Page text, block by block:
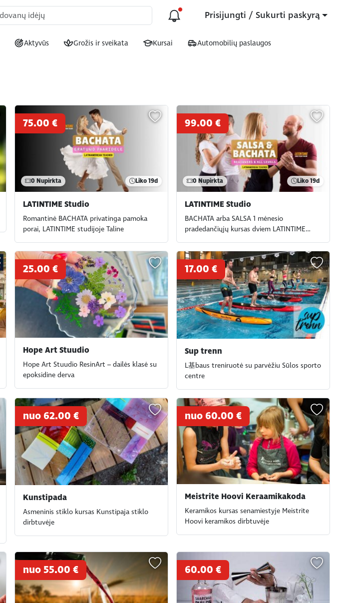
Prisijungti / Sukurti paskyrą
Aktyvūs Grožis ir sveikata Kursai Automobilių paslaugos
75.00 €
0Nupirkta Liko19d
LATINTIME Studio
Romantinė BACHATA privatinga pamoka
porai, LATINTIME studijoje Taline
99.00 €
0Nupirkta Liko19d
LATINTIME Studio
BACHATA arba SALSA 1 mėnesio
pradedančiųjų kursas dviem LATINTIME
25.00 €
Hope Art Stuudio
Hope Art Stuudio ResinArt – dailės klasė su
epoksidine derva
17.00 €
Sup trenn
L基baus treniruotė su parvėžiu Sūlos sporto
centre
nuo 62.00 €
Kunstipada
Asmeninis stiklo kursas Kunstipaja stiklo
dirbtuvėje
nuo 60.00 €
Meistrite Hoovi Keraamikakoda
Keramikos kursas senamiestyje Meistrite
Hoovi keramikos dirbtuvėje
nuo 55.00 € 60.00 €